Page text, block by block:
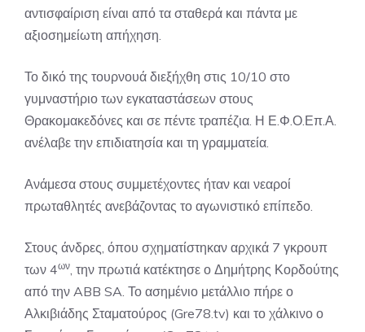
αντισφαίριση είναι από τα σταθερά και πάντα με
αξιοσημείωτη απήχηση.
Το δικό της τουρνουά διεξήχθη στις 10/10 στο
γυμναστήριο των εγκαταστάσεων στους
Θρακομακεδόνες και σε πέντε τραπέζια. Η Ε.Φ.Ο.Επ.Α.
ανέλαβε την επιδιατησία και τη γραμματεία.
Ανάμεσα στους συμμετέχοντες ήταν και νεαροί
πρωταθλητές ανεβάζοντας το αγωνιστικό επίπεδο.
Στους άνδρες, όπου σχηματίστηκαν αρχικά 7 γκρουπ
των 4ων, την πρωτιά κατέκτησε ο Δημήτρης Κορδούτης
από την ABB SA. Το ασημένιο μετάλλιο πήρε ο
Αλκιβιάδης Σταματούρος (Gre78.tv) και το χάλκινο ο